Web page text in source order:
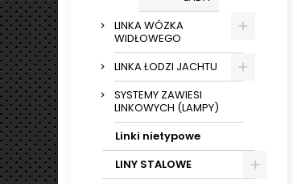
LINKA WÓZKA
WIDŁOWEGO
LINKA ŁODZI JACHTU
SYSTEMY ZAWIESI
LINKOWYCH (LAMPY)
Linki nietypowe
LINY STALOWE